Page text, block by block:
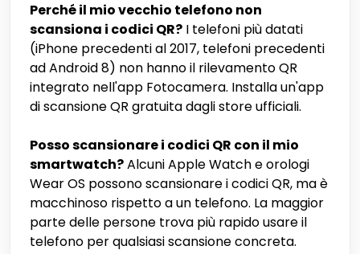
Perché il mio vecchio telefono non
scansiona i codici QR? I telefoni più datati
(iPhone precedenti al 2017, telefoni precedenti
ad Android 8) non hanno il rilevamento QR
integrato nell'app Fotocamera. Installa un'app
di scansione QR gratuita dagli store ufficiali.
Posso scansionare i codici QR con il mio
smartwatch?Alcuni Apple Watch e orologi
Wear OS possono scansionare i codici QR, ma è
macchinoso rispetto a un telefono. La maggior
parte delle persone trova più rapido usare il
telefono per qualsiasi scansione concreta.